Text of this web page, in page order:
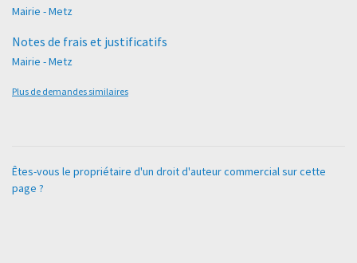
Mairie - Metz
Notes de frais et justificatifs
Mairie - Metz
Plus de demandes similaires
Êtes-vous le propriétaire d'un droit d'auteur commercial sur cette
page ?